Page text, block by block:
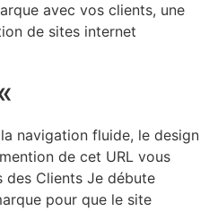
avec vos clients, une
de sites internet
navigation fluide, le design
de cet URL vous
des Clients Je débute
pour que le site